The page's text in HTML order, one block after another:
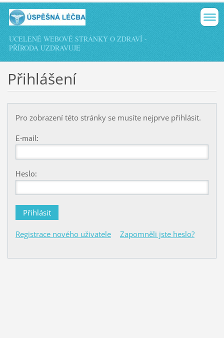
UCELENÉ WEBOVÉ STRÁNKY O ZDRAVÍ -
PŘÍRODA UZDRAVUJE
Přihlášení
Pro zobrazení této stránky se musíte nejprve přihlásit.
E-mail:
Heslo:
Registrace nového uživatele Zapomněli jste heslo?